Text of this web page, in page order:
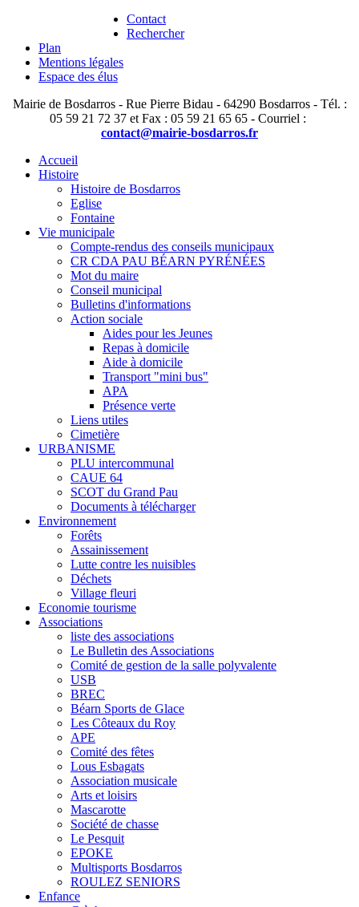
Contact
Rechercher
Plan
Mentions légales
Espace des élus
Mairie de Bosdarros - Rue Pierre Bidau - 64290 Bosdarros - Tél. :
05 59 21 72 37 et Fax : 05 59 21 65 65 - Courriel :
contact@mairie-bosdarros.fr
Accueil
Histoire
Histoire de Bosdarros
Eglise
Fontaine
Vie municipale
Compte-rendus des conseils municipaux
CR CDA PAU BÉARN PYRÉNÉES
Mot du maire
Conseil municipal
Bulletins d'informations
Action sociale
Aides pour les Jeunes
Repas à domicile
Aide à domicile
Transport "mini bus"
APA
Présence verte
Liens utiles
Cimetière
URBANISME
PLU intercommunal
CAUE 64
SCOT du Grand Pau
Documents à télécharger
Environnement
Forêts
Assainissement
Lutte contre les nuisibles
Déchets
Village fleuri
Economie tourisme
Associations
liste des associations
Le Bulletin des Associations
Comité de gestion de la salle polyvalente
USB
BREC
Béarn Sports de Glace
Les Côteaux du Roy
APE
Comité des fêtes
Lous Esbagats
Association musicale
Arts et loisirs
Mascarotte
Société de chasse
Le Pesquit
EPOKE
Multisports Bosdarros
ROULEZ SENIORS
Enfance